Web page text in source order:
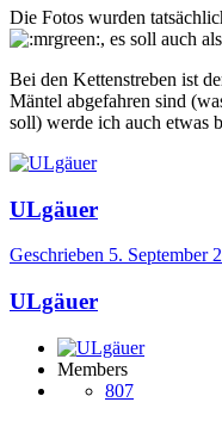
Die Fotos wurden
, es soll auch
Bei den Kettenstreben ist
Mäntel abgefahren sind
soll) werde ich auch etwas
ULgäuer
Geschrieben 5. September
ULgäuer
Members
807